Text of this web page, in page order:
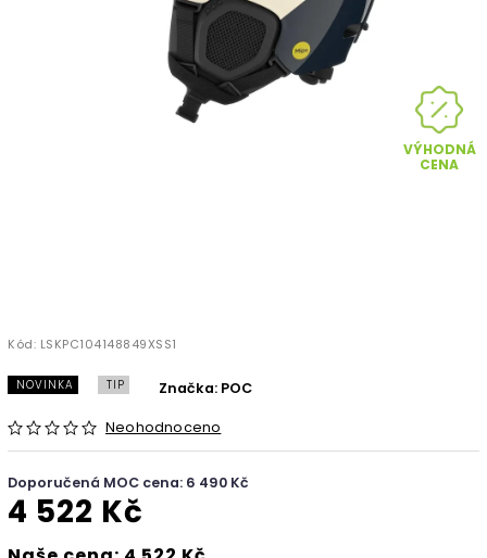
VÝHODNÁ
CENA
Kód: LSKPC104148849XSS1
NOVINKA TIP
Neohodnoceno
Značka: POC
Doporučená MOC cena: 6 490 Kč
4 522 Kč